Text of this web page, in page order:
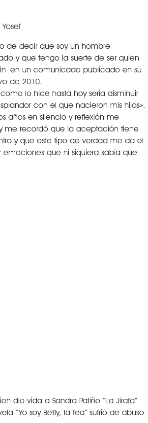
de decir que soy un hombre
y que tengo la suerte de ser quien
en un comunicado publicado en su
de 2010.
lo hice hasta hoy sería disminuir
con el que nacieron mis hijos»,
años en silencio y reflexión me
me recordó que la aceptación tiene
y que este tipo de verdad me da el
que ni siquiera sabía que
dio vida a Sandra Patiño “La Jirafa”
“Yo soy Betty, la fea” sufrió de abuso